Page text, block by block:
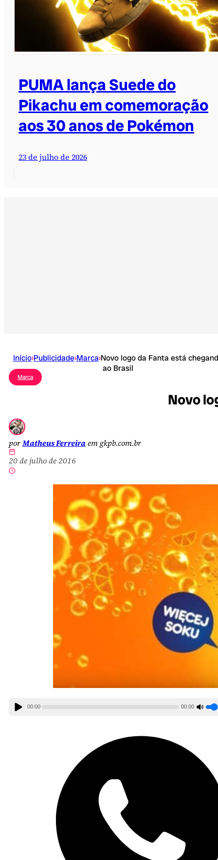
PUMA lança Suede do
Pikachu em comemoração
aos 30 anos de Pokémon
23 de julho de 2026
Início›Publicidade›Marca›Novo logo da Fanta está
ao Brasil
Marca
Novo
porMatheus Ferreiraem gkpb.com.br
20 de julho de 2016
00:00 00:00